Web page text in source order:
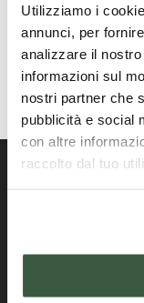
Utilizziamo i
annunci, per
analizzare il
informazioni sul
nostri partner che
pubblicità e social
con altre
raccolto dal tuo
Portale